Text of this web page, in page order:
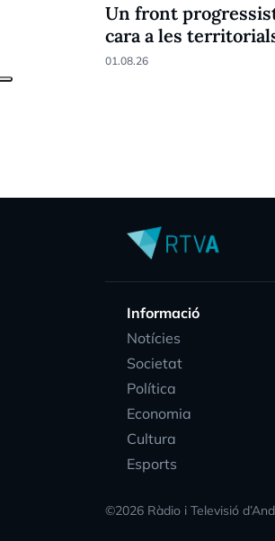
Un front
cara a les
01.08.26
Informació
Notícies
Societat
Política
Economia
Cultura
Esports
©2026 Ràdio i Televisió